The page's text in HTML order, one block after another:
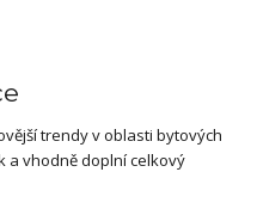
trendy v oblasti bytových
a vhodně doplní celkový